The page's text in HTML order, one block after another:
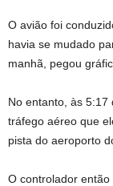
O avião foi
havia se mudado
manhã, pegou
No entanto, às
tráfego aéreo que
pista do aeroporto
O controlador